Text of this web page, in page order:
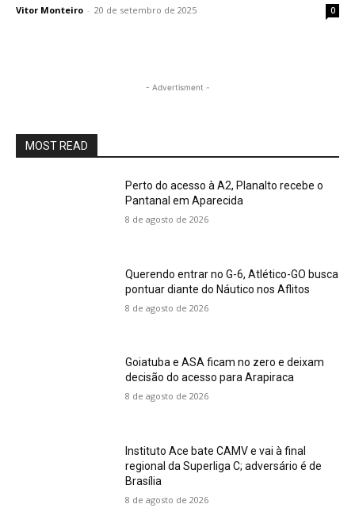
Vitor Monteiro - 20 de setembro de 2025 0
- Advertisment -
MOST READ
Perto do acesso à A2, Planalto recebe o
Pantanal em Aparecida
8 de agosto de 2026
Querendo entrar no G-6, Atlético-GO busca
pontuar diante do Náutico nos Aflitos
8 de agosto de 2026
Goiatuba e ASA ficam no zero e deixam
decisão do acesso para Arapiraca
8 de agosto de 2026
Instituto Ace bate CAMV e vai à final
regional da Superliga C; adversário é de
Brasília
8 de agosto de 2026